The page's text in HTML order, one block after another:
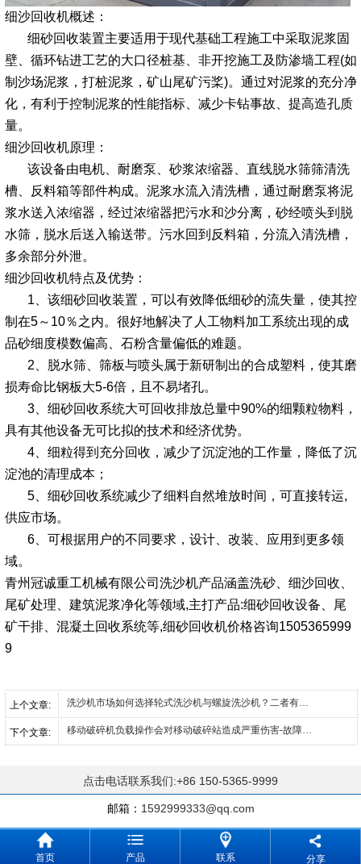
细沙回收机概述：
细砂回收装置主要适用于现代基础工程施工中采取泥浆固
壁、循环钻进工艺的大口径桩基、非开挖施工及防渗墙工程(如
制沙场泥浆，打桩泥浆，矿山尾矿污桨)。通过对泥浆的充分净
化，有利于控制泥浆的性能指标、减少卡钻事故、提高造孔质
量。
细沙回收机原理：
该设备由电机、耐磨泵、砂浆浓缩器、直线脱水筛筛清洗
槽、反料箱等部件构成。泥浆水流入清洗槽，通过耐磨泵将泥
浆水送入浓缩器，经过浓缩器把污水和沙分离，砂经喷头到脱
水筛，脱水后送入输送带。污水回到反料箱，分流入清洗槽，
多余部分外泄。
细沙回收机特点及优势：
1、该细砂回收装置，可以有效降低细砂的流失量，使其控
制在5～10％之内。很好地解决了人工物料加工系统出现的成
品砂细度模数偏高、石粉含量偏低的难题。
2、脱水筛、筛板与喷头属于新研制出的合成塑料，使其磨
损寿命比钢板大5-6倍，且不易堵孔。
3、细砂回收系统大可回收排放总量中90%的细颗粒物料，
具有其他设备无可比拟的技术和经济优势。
4、细粒得到充分回收，减少了沉淀池的工作量，降低了沉
淀池的清理成本；
5、细砂回收系统减少了细料自然堆放时间，可直接转运,
供应市场。
6、可根据用户的不同要求，设计、改装、应用到更多领
域。
青州冠诚重工机械有限公司洗沙机产品涵盖洗砂、细沙回收、
尾矿处理、建筑泥浆净化等领域,主打产品:细砂回收设备、尾
矿干排、混凝土回收系统等,细砂回收机价格咨询1505365999
9
上个文章: 洗沙机市场如何选择轮式洗沙机与螺旋洗沙机？二者有何区别？
下个文章: 移动破碎机负载操作会对移动破碎站造成严重伤害-故障原因及其解决办法
点击电话联系我们:+86 150-5365-9999
邮箱： 1592999333@qq.com
首页 产品 联系 分享